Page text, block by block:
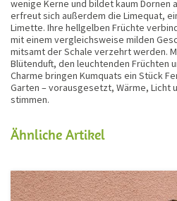
wenige Kerne und bildet kaum Dornen
erfreut sich außerdem die Limequat,
Limette. Ihre hellgelben Früchte
mit einem vergleichsweise milden
mitsamt der Schale verzehrt werden.
Blütenduft, den leuchtenden Früchten
Charme bringen Kumquats ein Stück
Garten – vorausgesetzt, Wärme, Licht
stimmen.
Ähnliche Artikel